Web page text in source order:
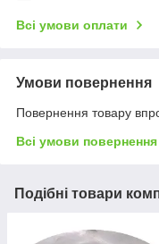
Всі умови оплати
Умови повернення
Повернення товару
Всі умови повернення
Подібні товари